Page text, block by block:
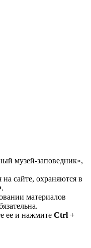
музей-заповедник»,
сайте, охраняются в
материалов
ее и нажмите Ctrl +